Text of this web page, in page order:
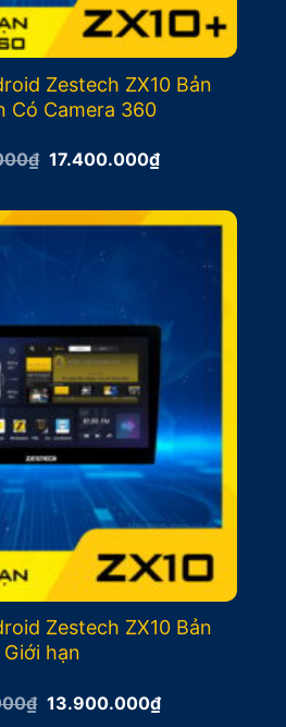
Zestech ZX10 Bản
Có Camera 360
₫ Giá
19.400.000₫.
17.400.000₫Giá
hiện
là:
17.400.000₫.
Zestech ZX10 Bản
Giới hạn
₫ Giá
13.900.000₫Giá
hiện